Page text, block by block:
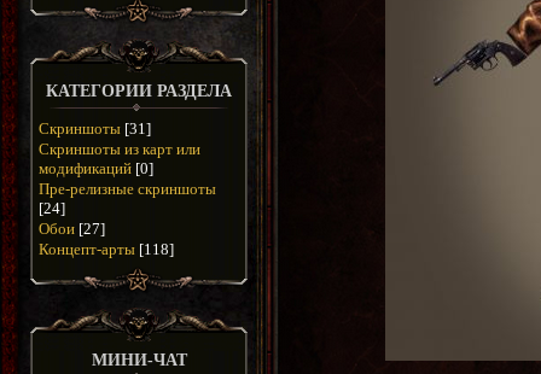
КАТЕГОРИИ РАЗДЕЛА
Скриншоты [31]
Скриншоты из карт или
модификаций [0]
Пре-релизные скриншоты
[24]
Обои [27]
Концепт-арты [118]
МИНИ-ЧАТ